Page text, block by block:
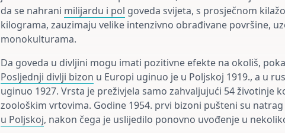
da se nahrani milijardu i pol goveda svijeta, s prosječnom
kilograma, zauzimaju velike intenzivno obrađivane površine,
monokulturama.
Da goveda u divljini mogu imati pozitivne efekte na okoliš,
Posljednji divlji bizon u Europi uginuo je u Poljskoj 1919., a u
uginuo 1927. Vrsta je preživjela samo zahvaljujući 54 životinje
zoološkim vrtovima. Godine 1954. prvi bizoni pušteni su
u Poljskoj, nakon čega je uslijedilo ponovno uvođenje u